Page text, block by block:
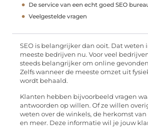
De service van een echt goed SEO
Veelgestelde vragen
SEO is belangrijker dan ooit. Dat weten
meeste bedrijven nu. Voor veel
steeds belangrijker om online
Zelfs wanneer de meeste omzet uit
wordt behaald.
Klanten hebben bijvoorbeeld vragen
antwoorden op willen. Of ze willen
weten over de winkels, de herkomst
en meer. Deze informatie wil je jouw